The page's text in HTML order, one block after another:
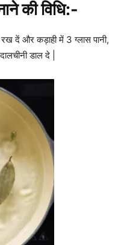
की विधि:-
दें और कड़ाही में 3 ग्लास पानी,
डाल दे |